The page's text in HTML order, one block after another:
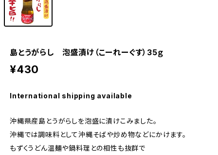
島とうがらし 泡盛漬け（こーれーぐす）35ｇ
¥430
International shipping available
沖縄県産島とうがらしを泡盛に漬けこみました。
沖縄では調味料として沖縄そばや炒め物などにかけます。
もずくうどん温麺や鍋料理との相性も抜群で